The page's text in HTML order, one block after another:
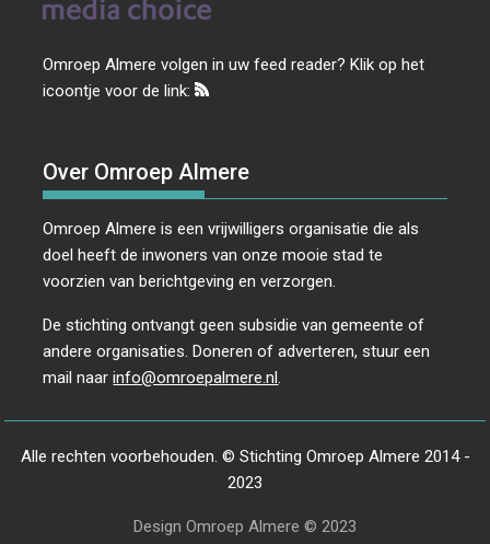
Omroep Almere volgen in uw feed reader? Klik op het
icoontje voor de link:
Over Omroep Almere
Omroep Almere is een vrijwilligers organisatie die als
doel heeft de inwoners van onze mooie stad te
voorzien van berichtgeving en verzorgen.
De stichting ontvangt geen subsidie van gemeente of
andere organisaties. Doneren of adverteren, stuur een
mail naarinfo@omroepalmere.nl.
Alle rechten voorbehouden. © Stichting Omroep Almere 2014 -
2023
Design Omroep Almere © 2023